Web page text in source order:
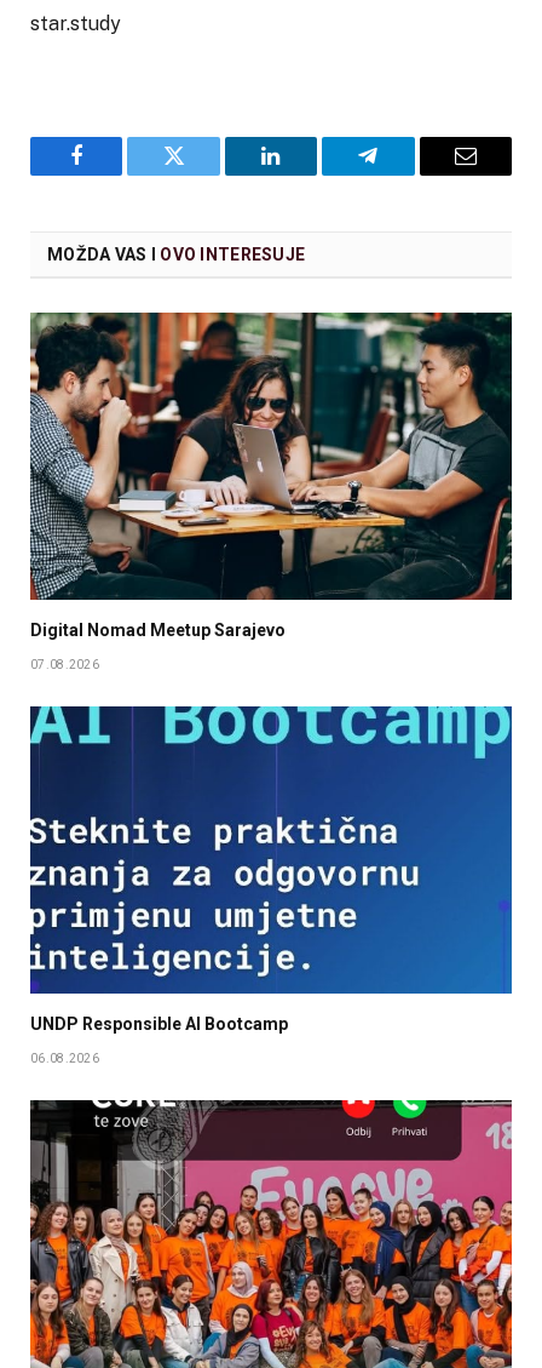
star.study
Facebook Twitter LinkedIn Telegram Email
MOŽDA VAS I OVO INTERESUJE
Digital Nomad Meetup Sarajevo
07.08.2026
UNDP Responsible AI Bootcamp
06.08.2026